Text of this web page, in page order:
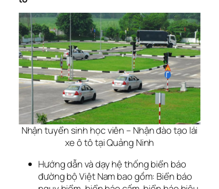
Nhận tuyển sinh học viên – Nhận đào tạo lái
xe ô tô tại Quảng Ninh
Hướng dẫn và dạy hệ thống biển báo
đường bộ Việt Nam bao gồm: Biển báo